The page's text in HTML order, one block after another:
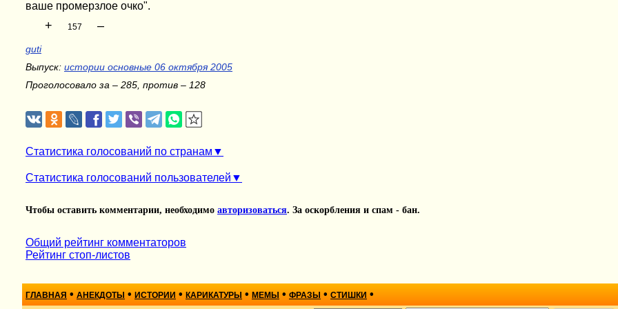
ваше промерзлое очко".
+ 157 –
guti
Выпуск: истории основные 06 октября 2005
Проголосовало за – 285, против – 128
Статистика голосований по странам
Статистика голосований пользователей
Чтобы оставить комментарии, необходимо авторизоваться. За оскорбления и спам - бан.
Общий рейтинг комментаторов
Рейтинг стоп-листов
ГЛАВНАЯ • АНЕКДОТЫ • ИСТОРИИ • КАРИКАТУРЫ • МЕМЫ • ФРАЗЫ • СТИШКИ •